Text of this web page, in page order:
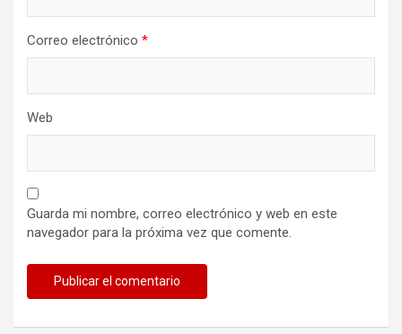
Correo electrónico *
Web
Guarda mi nombre, correo electrónico y web en este
navegador para la próxima vez que comente.